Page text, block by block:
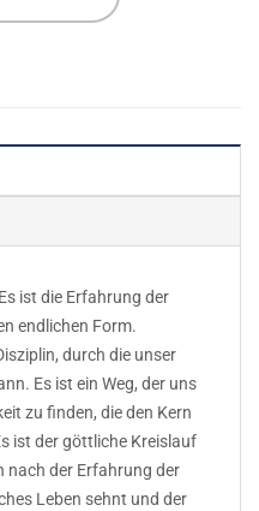
ist die Erfahrung der
endlichen Form.
durch die unser
Es ist ein Weg, der uns
zu finden, die den Kern
ist der göttliche Kreislauf
nach der Erfahrung der
Leben sehnt und der